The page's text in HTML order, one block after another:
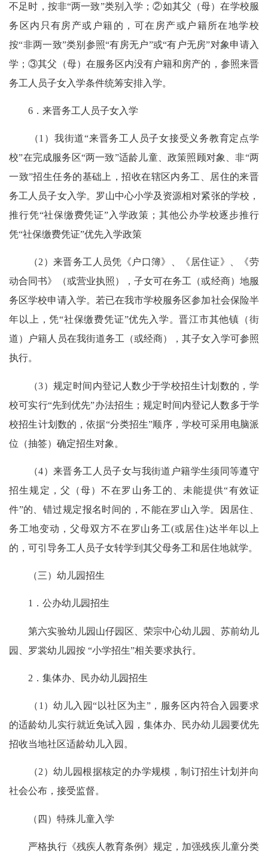
不足时，按非“两一致”类别入学；②如其父（母）在学校服
务区内只有房产或户籍的，可在房产或户籍所在地学校
按“非两一致”类别参照“有房无户”或“有户无房”对象申请入
学；③其父（母）在服务区内没有户籍和房产的，参照来晋
务工人员子女入学条件统筹安排入学。
6．来晋务工人员子女入学
（1）我街道“来晋务工人员子女接受义务教育定点学
校”在完成服务区“两一致”适龄儿童、政策照顾对象、非“两
一致”招生任务的基础上，招收在辖区内务工、居住的来晋
务工人员子女入学。罗山中心小学及资源相对紧张的学校，
推行凭“社保缴费凭证”入学政策；其他公办学校逐步推行
凭“社保缴费凭证”优先入学政策
（2）来晋务工人员凭《户口簿》、《居住证》、《劳
动合同书》（或营业执照），子女可在务工（或经商）地服
务区学校申请入学。若已在我市学校服务区参加社会保险半
年以上，凭“社保缴费凭证”优先入学。晋江市其他镇（街
道）户籍人员在我街道务工（或经商），其子女入学可参照
执行。
（3）规定时间内登记人数少于学校招生计划数的，学
校可实行“先到优先”办法招生；规定时间内登记人数多于学
校招生计划数的，依据“分类招生”顺序，学校可采用电脑派
位（抽签）确定招生对象。
（4）来晋务工人员子女与我街道户籍学生须同等遵守
招生规定，父（母）不在罗山务工的、未能提供“有效证
件”的、错过规定报名时间的，不能在罗山入学。因居住、
务工地变动，父母双方不在罗山务工(或居住)达半年以上
的，可引导务工人员子女转学到其父母务工和居住地就学。
（三）幼儿园招生
1．公办幼儿园招生
第六实验幼儿园山仔园区、荣宗中心幼儿园、苏前幼儿
园、罗裳幼儿园按 “小学招生”相关要求执行。
2．集体办、民办幼儿园招生
（1）幼儿入园“以社区为主”，服务区内符合入园要求
的适龄幼儿实行就近免试入园，集体办、民办幼儿园要优先
招收当地社区适龄幼儿入园。
（2）幼儿园根据核定的办学规模，制订招生计划并向
社会公布，接受监督。
（四）特殊儿童入学
严格执行《残疾人教育条例》规定，加强残疾儿童分类